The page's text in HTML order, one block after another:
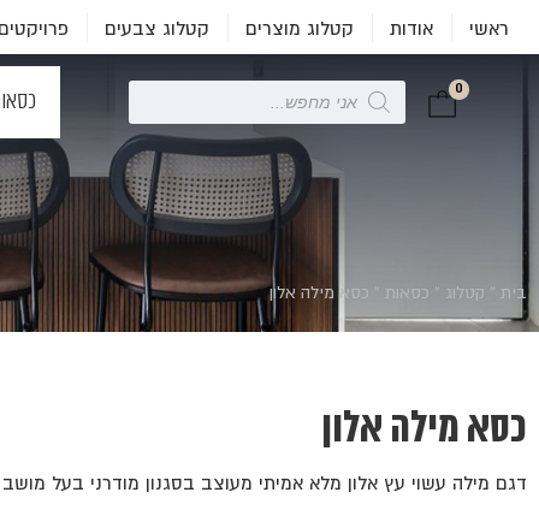
ראשי אודות קטלוג מוצרים קטלוג צבעים פרויקטים
0
Products
search
בית » קטלוג » כסאות » כסא מילה אלון
כסא מילה אלון
דגם מילה עשוי עץ אלון מלא אמיתי מעוצב בסגנון מודרני בעל